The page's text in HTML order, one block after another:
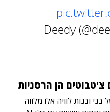
צ'טבוטים הן הרסניות
ובנות לוויה אלו מלווה